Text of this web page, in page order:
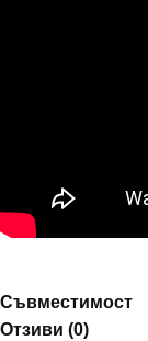
Съвместимост
Отзиви (0)